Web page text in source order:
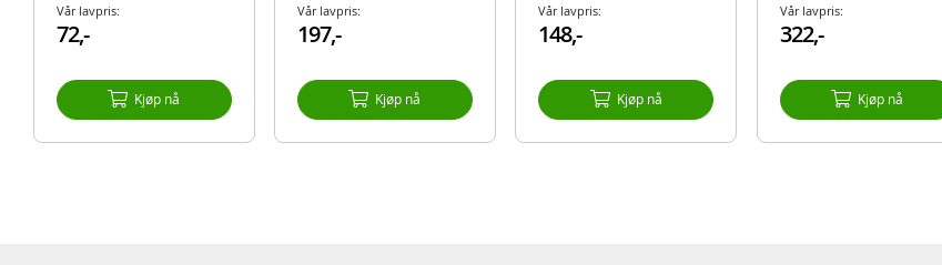
Vår lavpris:
72,-
Kjøp nå
Vår lavpris:
197,-
Kjøp nå
Vår lavpris:
148,-
Kjøp nå
Vår lavpris:
322,-
Kjøp nå